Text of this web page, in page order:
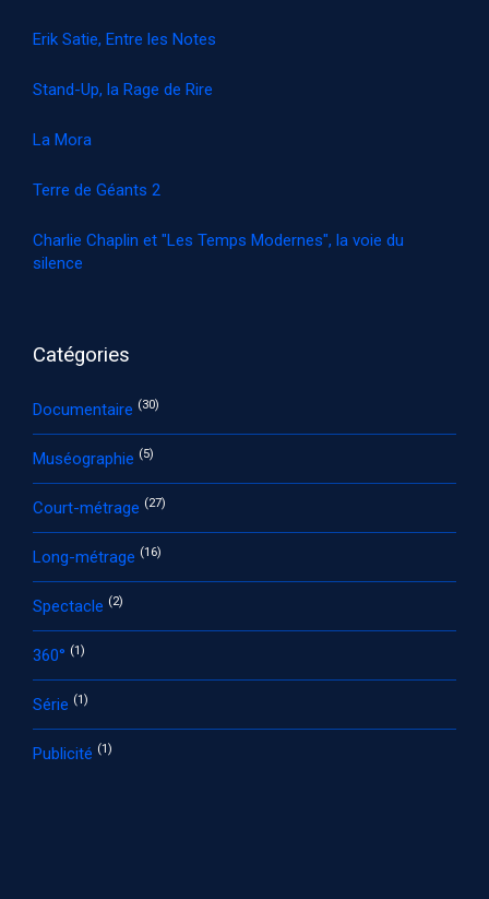
Erik Satie, Entre les Notes
Stand-Up, la Rage de Rire
La Mora
Terre de Géants 2
Charlie Chaplin et "Les Temps Modernes", la voie du
silence
Catégories
Documentaire (30)
Muséographie (5)
Court-métrage (27)
Long-métrage (16)
Spectacle (2)
360° (1)
Série (1)
Publicité (1)